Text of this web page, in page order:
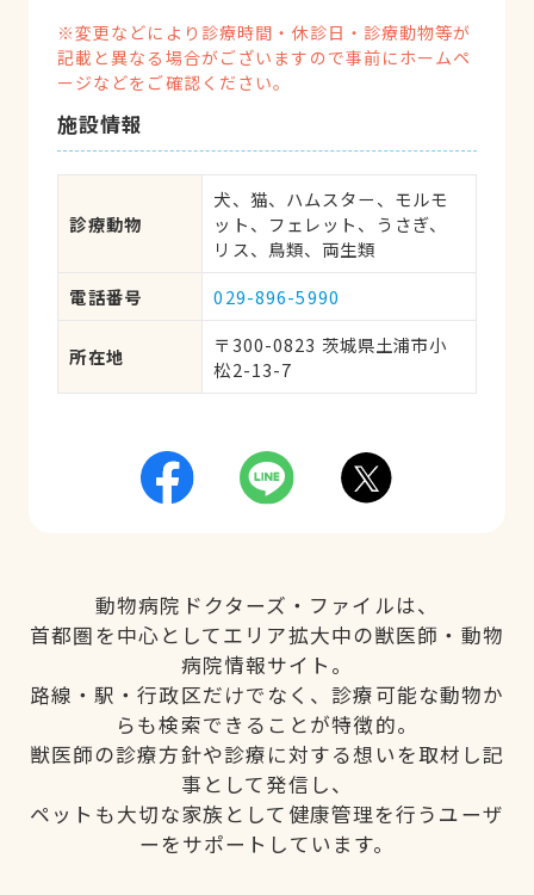
※変更などにより診療時間・休診日・診療動物等が
記載と異なる場合がございますので事前にホームペ
ージなどをご確認ください。
施設情報
診療動物
犬、猫、ハムスター、モルモ
ット、フェレット、うさぎ、
リス、鳥類、両生類
電話番号
029-896-5990
所在地
〒300-0823 茨城県土浦市小
松2-13-7
動物病院ドクターズ・ファイルは、
首都圏を中心としてエリア拡大中の獣医師・動物
病院情報サイト。
路線・駅・行政区だけでなく、診療可能な動物か
らも検索できることが特徴的。
獣医師の診療方針や診療に対する想いを取材し記
事として発信し、
ペットも大切な家族として健康管理を行うユーザ
ーをサポートしています。